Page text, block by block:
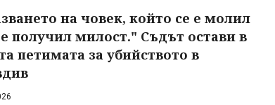
на човек, който се е молил
получил милост." Съдът остави в
петимата за убийството в